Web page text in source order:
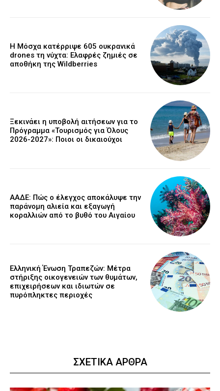
Η Μόσχα κατέρριψε 605 ουκρανικά
drones τη νύχτα: Ελαφρές ζημιές σε
αποθήκη της Wildberries
Ξεκινάει η υποβολή αιτήσεων για το
Πρόγραμμα «Τουρισμός για Όλους
2026-2027»: Ποιοι οι δικαιούχοι
ΑΑΔΕ: Πώς ο έλεγχος αποκάλυψε την
παράνομη αλιεία και εξαγωγή
κοραλλιών από το βυθό του Αιγαίου
Ελληνική Ένωση Τραπεζών: Μέτρα
στήριξης οικογενειών των θυμάτων,
επιχειρήσεων και ιδιωτών σε
πυρόπληκτες περιοχές
ΣΧΕΤΙΚΑ ΑΡΘΡΑ